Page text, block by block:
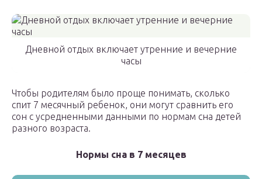
Дневной отдых включает утренние и вечерние
часы
Чтобы родителям было проще понимать, сколько
спит 7 месячный ребенок, они могут сравнить его
сон с усредненными данными по нормам сна детей
разного возраста.
Нормы сна в 7 месяцев